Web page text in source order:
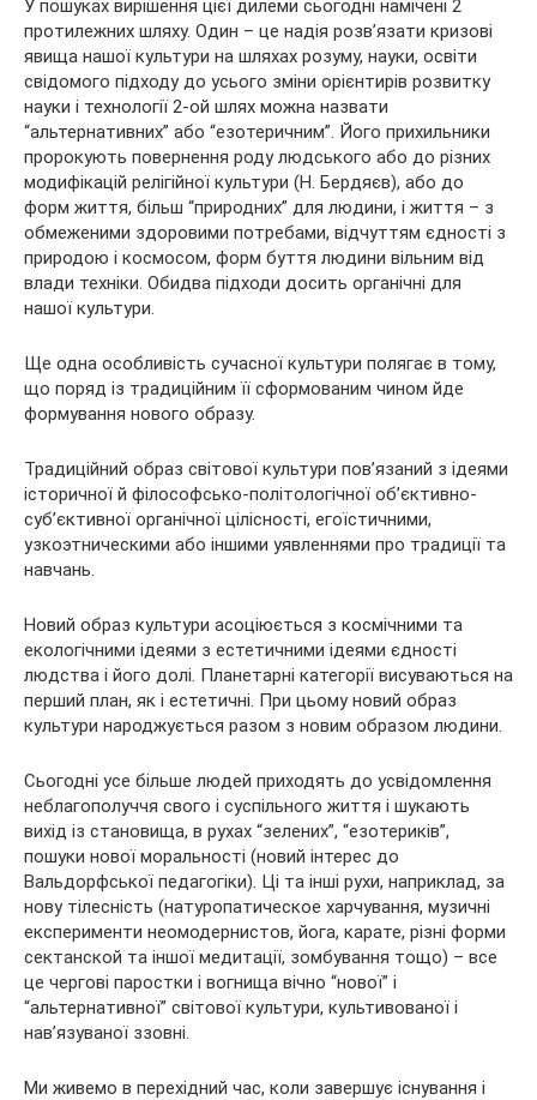
У пошуках вирішення цієї дилеми сьогодні намічені 2
протилежних шляху. Один – це надія розв’язати кризові
явища нашої культури на шляхах розуму, науки, освіти
свідомого підходу до усього зміни орієнтирів розвитку
науки і технології 2-ой шлях можна назвати
“альтернативних” або “езотеричним”. Його прихильники
пророкують повернення роду людського або до різних
модифікацій релігійної культури (Н. Бердяєв), або до
форм життя, більш “природних” для людини, і життя – з
обмеженими здоровими потребами, відчуттям єдності з
природою і космосом, форм буття людини вільним від
влади техніки. Обидва підходи досить органічні для
нашої культури.
Ще одна особливість сучасної культури полягає в тому,
що поряд із традиційним її сформованим чином йде
формування нового образу.
Традиційний образ світової культури пов’язаний з ідеями
історичної й філософсько-політологічної об’єктивно-
суб’єктивної органічної цілісності, егоїстичними,
узкоэтническими або іншими уявленнями про традиції та
навчань.
Новий образ культури асоціюється з космічними та
екологічними ідеями з естетичними ідеями єдності
людства і його долі. Планетарні категорії висуваються на
перший план, як і естетичні. При цьому новий образ
культури народжується разом з новим образом людини.
Сьогодні усе більше людей приходять до усвідомлення
неблагополуччя свого і суспільного життя і шукають
вихід із становища, в рухах “зелених”, “езотериків”,
пошуки нової моральності (новий інтерес до
Вальдорфської педагогіки). Ці та інші рухи, наприклад, за
нову тілесність (натуропатическое харчування, музичні
експерименти неомодернистов, йога, карате, різні форми
сектанской та іншої медитації, зомбування тощо) – все
це чергові паростки і вогнища вічно “нової” і
“альтернативної” світової культури, культивованої і
нав’язуваної ззовні.
Ми живемо в перехідний час, коли завершує існування і